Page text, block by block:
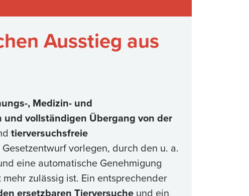
Ausstieg aus
, Medizin- und
vollständigen Übergang von der
tierversuchsfreie
vorlegen, durch den u. a.
eine automatische Genehmigung
mehr zulässig ist. Ein entsprechender
ersetzbaren Tierversuche und ein